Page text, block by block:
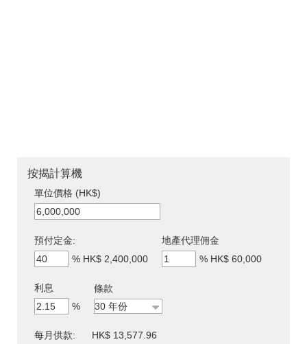
按揭計算機
單位價格 (HK$)
預付定金:
% HK$ 2,400,000
地產代理佣金
% HK$ 60,000
利息
%
條款
每月供款:
HK$ 13,577.96